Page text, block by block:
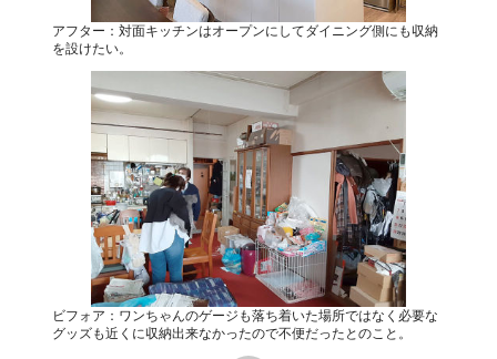
アフター：対面キッチンはオープンにしてダイニング側にも収納
を設けたい。
ビフォア：ワンちゃんのゲージも落ち着いた場所ではなく必要な
グッズも近くに収納出来なかったので不便だったとのこと。